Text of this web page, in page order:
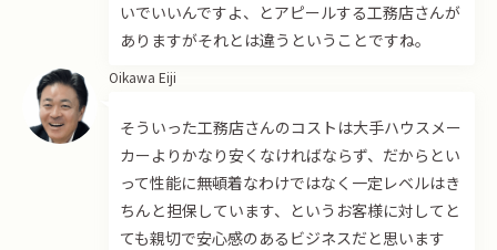
いでいいんですよ、とアピールする工務店さんが
ありますがそれとは違うということですね。
Oikawa Eiji
そういった工務店さんのコストは大手ハウスメー
カーよりかなり安くなければならず、だからとい
って性能に無頓着なわけではなく一定レベルはき
ちんと担保しています、というお客様に対してと
ても親切で安心感のあるビジネスだと思います